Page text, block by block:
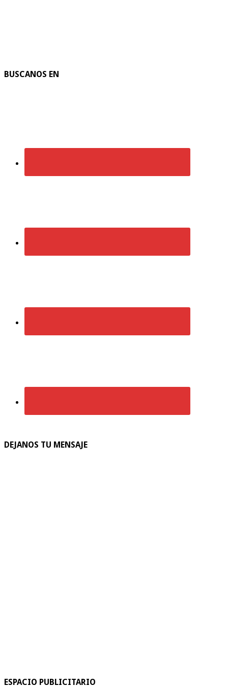
BUSCANOS EN
DEJANOS TU MENSAJE
ESPACIO PUBLICITARIO